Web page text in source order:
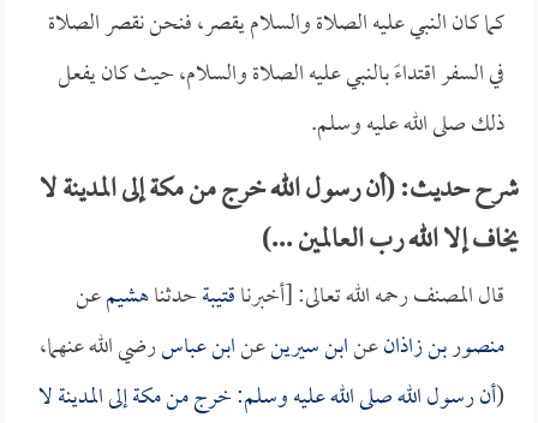
كما كان النبي عليه الصلاة والسلام يقصر، فنحن نقصر الصلاة
في السفر اقتداءً بالنبي عليه الصلاة والسلام، حيث كان يفعل
ذلك صلى الله عليه وسلم.
شرح حديث: (أن رسول الله خرج من مكة إلى المدينة لا
يخاف إلا الله رب العالمين ...)
قال المصنف رحمه الله تعالى: [أخبرناقتيبةحدثناهشيمعن
منصور بن زاذانعنابن سيرينعنابن عباسرضي الله عنهما،
(أن رسول الله صلى الله عليه وسلم: خرج من مكة إلى المدينة لا